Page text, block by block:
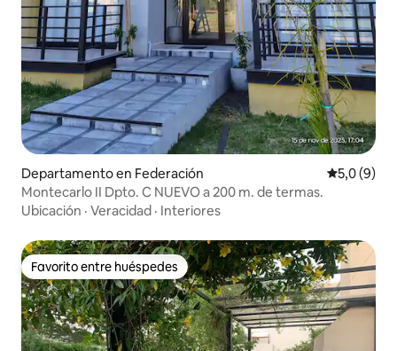
Departamento en Federación
5,0 (9)
Montecarlo II Dpto. C NUEVO a 200 m. de termas.
Ubicación · Veracidad · Interiores
Favorito entre huéspedes
Favorito entre huéspedes